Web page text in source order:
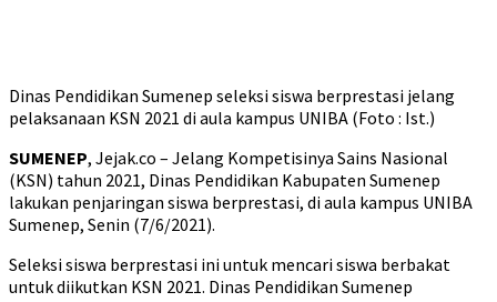
Dinas Pendidikan Sumenep seleksi siswa berprestasi jelang
pelaksanaan KSN 2021 di aula kampus UNIBA (Foto : Ist.)
SUMENEP, Jejak.co – Jelang Kompetisinya Sains Nasional
(KSN) tahun 2021, Dinas Pendidikan Kabupaten Sumenep
lakukan penjaringan siswa berprestasi, di aula kampus UNIBA
Sumenep, Senin (7/6/2021).
Seleksi siswa berprestasi ini untuk mencari siswa berbakat
untuk diikutkan KSN 2021. Dinas Pendidikan Sumenep